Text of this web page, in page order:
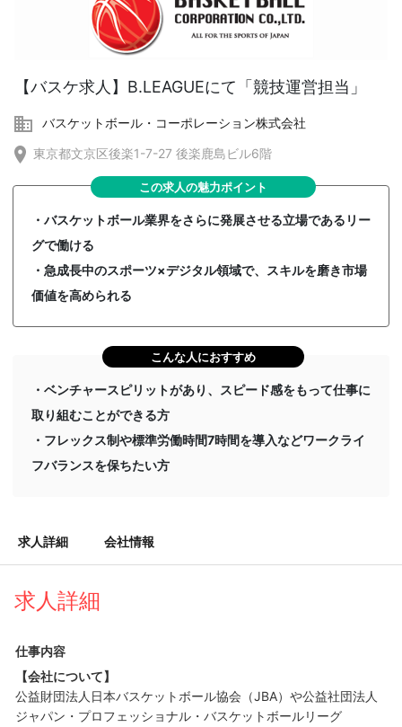
【バスケ求人】B.LEAGUEにて「競技運営担当」
バスケットボール・コーポレーション株式会社
東京都文京区後楽1-7-27 後楽鹿島ビル6階
この求人の魅力ポイント
・バスケットボール業界をさらに発展させる立場であるリー
グで働ける
・急成長中のスポーツ×デジタル領域で、スキルを磨き市場
価値を高められる
こんな人におすすめ
・ベンチャースピリットがあり、スピード感をもって仕事に
取り組むことができる方
・フレックス制や標準労働時間7時間を導入などワークライ
フバランスを保ちたい方
求人詳細 会社情報
求人詳細
仕事内容
【会社について】
公益財団法人日本バスケットボール協会（JBA）や公益社団法人
ジャパン・プロフェッショナル・バスケットボールリーグ